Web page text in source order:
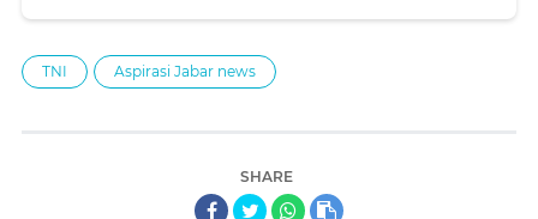
TNI Aspirasi Jabar news
SHARE